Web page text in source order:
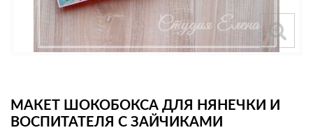
МАКЕТ ШОКОБОКСА ДЛЯ НЯНЕЧКИ И
ВОСПИТАТЕЛЯ С ЗАЙЧИКАМИ